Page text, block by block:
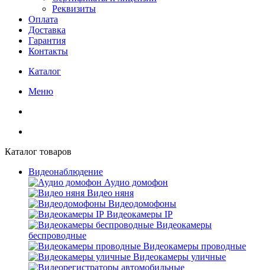
Реквизиты
Оплата
Доставка
Гарантия
Контакты
Каталог
Меню
Каталог товаров
Видеонаблюдение
Аудио домофон
Видео няня
Видеодомофоны
Видеокамеры IP
Видеокамеры
беспроводные
Видеокамеры проводные
Видеокамеры уличные